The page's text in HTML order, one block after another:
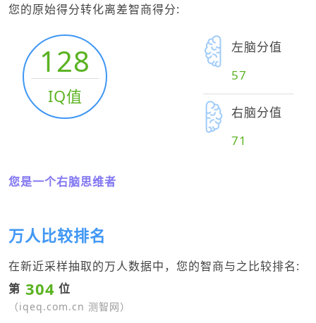
您的原始得分转化离差智商得分:
128
IQ值
左脑分值
57
右脑分值
71
您是一个右脑思维者
万人比较排名
在新近采样抽取的万人数据中，您的智商与之比较排名:
第 304 位
（iqeq.com.cn 测智网）